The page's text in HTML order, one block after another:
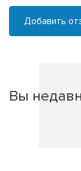
Добавить
Вы